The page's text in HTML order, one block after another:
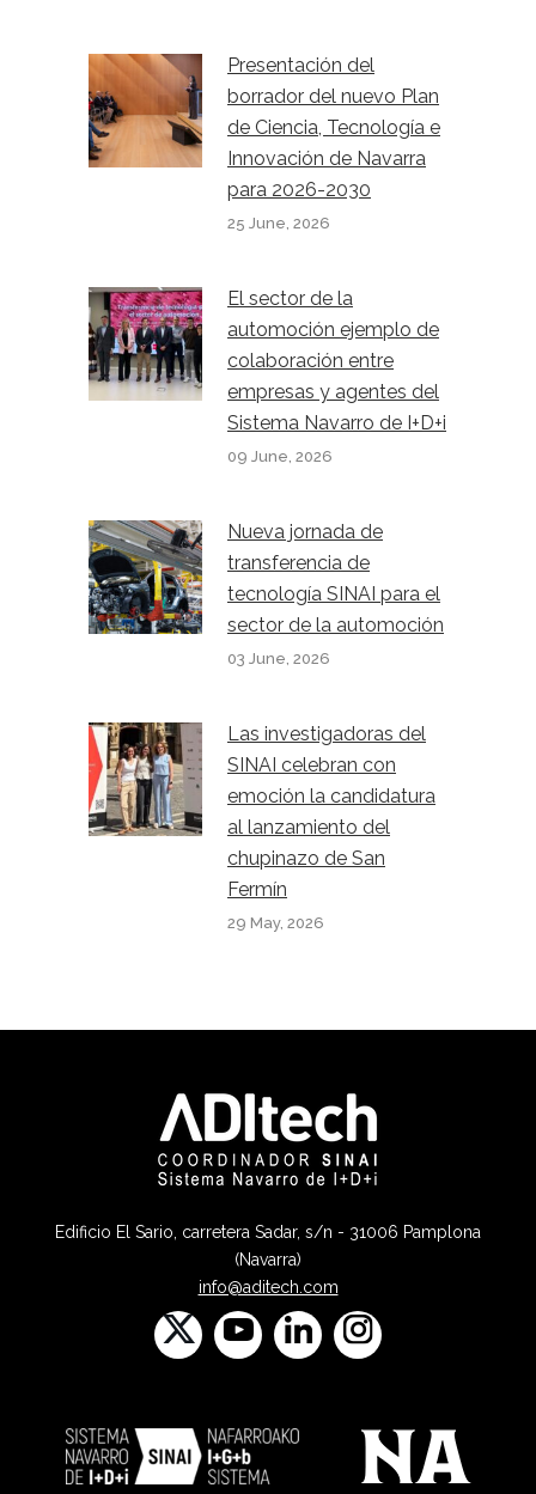
Presentación del
borrador del nuevo Plan
de Ciencia, Tecnología e
Innovación de Navarra
para 2026-2030
25 June, 2026
El sector de la
automoción ejemplo de
colaboración entre
empresas y agentes del
Sistema Navarro de I+D+i
09 June, 2026
Nueva jornada de
transferencia de
tecnología SINAI para el
sector de la automoción
03 June, 2026
Las investigadoras del
SINAI celebran con
emoción la candidatura
al lanzamiento del
chupinazo de San
Fermín
29 May, 2026
Edificio El Sario, carretera Sadar, s/n - 31006 Pamplona
(Navarra)
info@aditech.com